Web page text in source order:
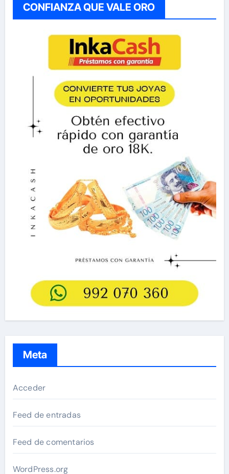
CONFIANZA QUE VALE ORO
Meta
Acceder
Feed de entradas
Feed de comentarios
WordPress.org